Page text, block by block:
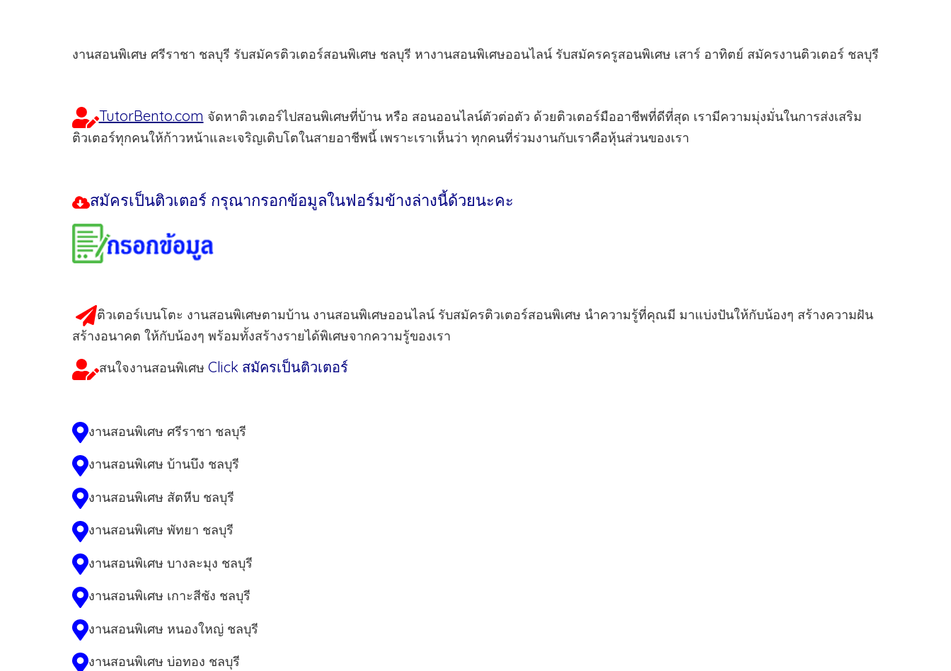
งานสอนพิเศษ ศรีราชา ชลบุรี รับสมัครติวเตอร์สอนพิเศษ ชลบุรี หางานสอนพิเศษออนไลน์ รับสมัครครูสอนพิเศษ เสาร์ อาทิตย์ สมัครงานติวเตอร์ ชลบุรี
TutorBento.com จัดหาติวเตอร์ไปสอนพิเศษที่บ้าน หรือ สอนออนไลน์ตัวต่อตัว ด้วยติวเตอร์มืออาชีพที่ดีที่สุด เรามีความมุ่งมั่นในการส่งเสริม
ติวเตอร์ทุกคนให้ก้าวหน้าและเจริญเติบโตในสายอาชีพนี้ เพราะเราเห็นว่า ทุกคนที่ร่วมงานกับเราคือหุ้นส่วนของเรา
สมัครเป็นติวเตอร์ กรุณากรอกข้อมูลในฟอร์มข้างล่างนี้ด้วยนะคะ
ติวเตอร์เบนโตะ งานสอนพิเศษตามบ้าน งานสอนพิเศษออนไลน์ รับสมัครติวเตอร์สอนพิเศษ นำความรู้ที่คุณมี มาแบ่งปันให้กับน้องๆ สร้างความฝัน
สร้างอนาคต ให้กับน้องๆ พร้อมทั้งสร้างรายได้พิเศษจากความรู้ของเรา
สนใจงานสอนพิเศษ Click สมัครเป็นติวเตอร์
งานสอนพิเศษ ศรีราชา ชลบุรี
งานสอนพิเศษ บ้านบึง ชลบุรี
งานสอนพิเศษ สัตหีบ ชลบุรี
งานสอนพิเศษ พัทยา ชลบุรี
งานสอนพิเศษ บางละมุง ชลบุรี
งานสอนพิเศษ เกาะสีชัง ชลบุรี
งานสอนพิเศษ หนองใหญ่ ชลบุรี
งานสอนพิเศษ บ่อทอง ชลบุรี